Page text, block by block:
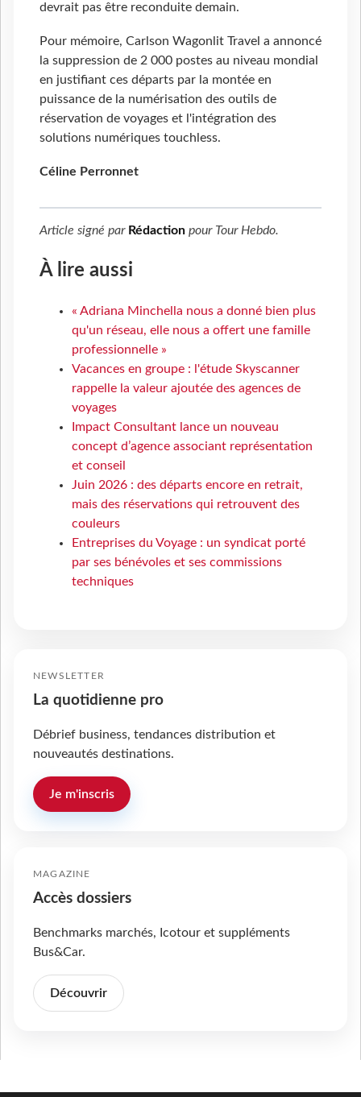
devrait pas être reconduite demain.
Pour mémoire, Carlson Wagonlit Travel a annoncé
la suppression de 2 000 postes au niveau mondial
en justifiant ces départs par la montée en
puissance de la numérisation des outils de
réservation de voyages et l'intégration des
solutions numériques touchless.
Céline Perronnet
Article signé par Rédaction pour Tour Hebdo.
À lire aussi
« Adriana Minchella nous a donné bien plus
qu'un réseau, elle nous a offert une famille
professionnelle »
Vacances en groupe : l'étude Skyscanner
rappelle la valeur ajoutée des agences de
voyages
Impact Consultant lance un nouveau
concept d’agence associant représentation
et conseil
Juin 2026 : des départs encore en retrait,
mais des réservations qui retrouvent des
couleurs
Entreprises du Voyage : un syndicat porté
par ses bénévoles et ses commissions
techniques
NEWSLETTER
La quotidienne pro
Débrief business, tendances distribution et
nouveautés destinations.
Je m'inscris
MAGAZINE
Accès dossiers
Benchmarks marchés, Icotour et suppléments
Bus&Car.
Découvrir